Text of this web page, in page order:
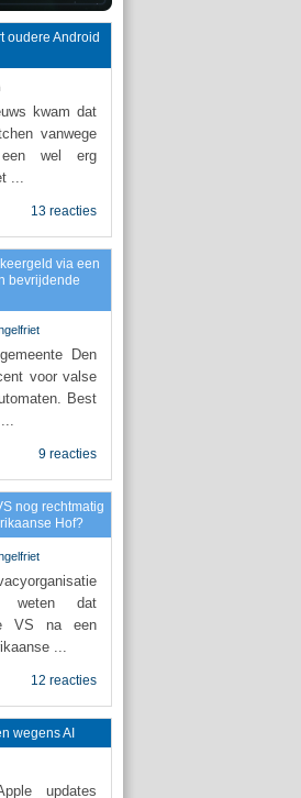
oudere Android
kwam dat
vanwege
wel erg
...
13 reacties
via een
bevrijdende
Den
voor valse
Best
9 reacties
nog rechtmatig
Hof?
weten dat
VS na een
...
12 reacties
wegens AI
updates